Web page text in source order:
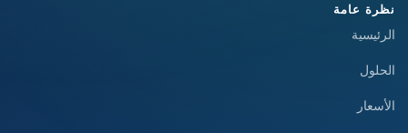
نظرة عامة
الرئيسية
الحلول
الأسعار